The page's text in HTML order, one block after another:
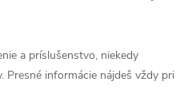
a príslušenstvo, niekedy
informácie nájdeš vždy pri